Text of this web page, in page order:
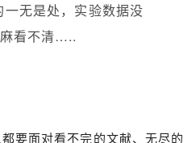
一无是处，实验数据没
看不清…..
要面对看不完的文献、无尽的